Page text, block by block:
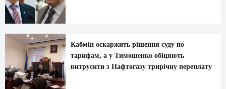
Кабмін оскаржить рішення суду по
тарифам, а у Тимошенко обіцяють
витрусити з Нафтогазу трирічну переплату